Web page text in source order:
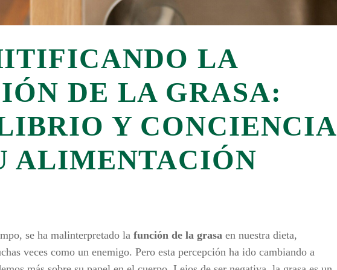
LA
DE LA GRASA:
Y CONCIENCIA
ALIMENTACIÓN
se ha malinterpretado la función de la grasa en nuestra dieta,
veces como un enemigo. Pero esta percepción ha ido cambiando a